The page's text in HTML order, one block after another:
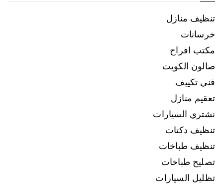
تنظيف منازل
خرسانات
مكتب افراح
صالون الكويت
فني تكييف
تعقيم منازل
نشتري السيارات
تنظيف دكتات
تنظيف طباخات
تصليح طباخات
تظليل السيارات